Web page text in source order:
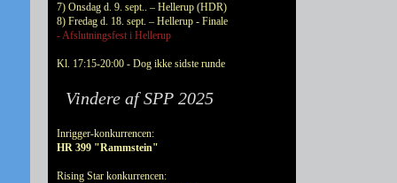
7) Onsdag d. 9. sept.. – Hellerup (HDR)
8) Fredag d. 18. sept. – Hellerup - Finale
- Afslutningsfest i Hellerup
Kl. 17:15-20:00 - Dog ikke sidste runde
Vindere af SPP 2025
Inrigger-konkurrencen:
HR 399 "Rammstein"
Rising Star konkurrencen: